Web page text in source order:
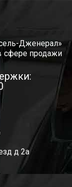
Дженерал»
сфере продажи
д 2а